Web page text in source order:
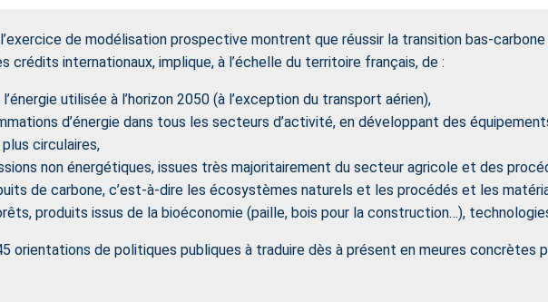
de modélisation prospective montrent que réussir la transition bas-carbone
crédits internationaux, implique, à l’échelle du territoire français, de :
utilisée à l’horizon 2050 (à l’exception du transport aérien),
d’énergie dans tous les secteurs d’activité, en développant des
circulaires,
non énergétiques, issues très majoritairement du secteur agricole et des
de carbone, c’est-à-dire les écosystèmes naturels et les procédés et les
produits issus de la bioéconomie (paille, bois pour la construction…),
orientations de politiques publiques à traduire dès à présent en meures concrètes